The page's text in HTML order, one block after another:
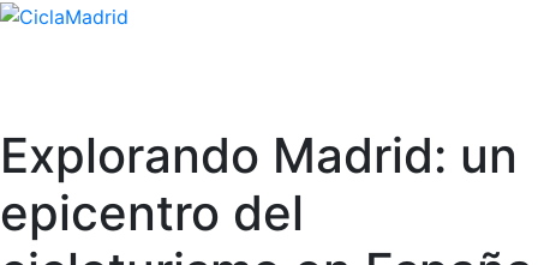
Explorando Madrid: un
epicentro del